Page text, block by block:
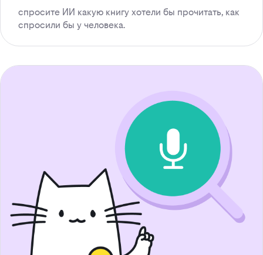
спросите ИИ какую книгу хотели бы прочитать, как
спросили бы у человека.